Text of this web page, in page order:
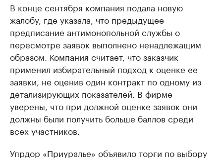
В конце сентября компания подала новую
жалобу, где указала, что предыдущее
предписание антимонопольной службы о
пересмотре заявок выполнено ненадлежащим
образом. Компания считает, что заказчик
применил избирательный подход к оценке ее
заявки, не оценив один контракт по одному из
детализирующих показателей. В фирме
уверены, что при должной оценке заявок они
должны были получить больше баллов среди
всех участников.
Упрдор «Приуралье» объявило торги по выбору